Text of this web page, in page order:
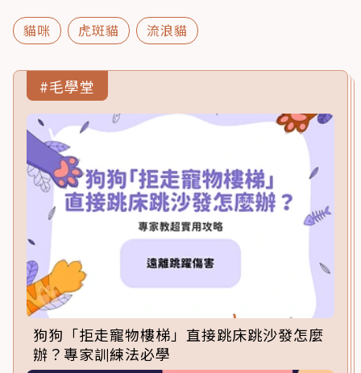
貓咪 虎斑貓 流浪貓
#毛學堂
狗狗「拒走寵物樓梯」直接跳床跳沙發怎麼
辦？專家訓練法必學